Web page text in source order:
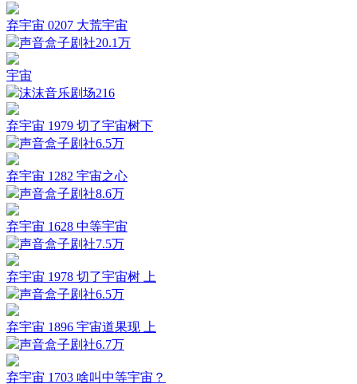
弃宇宙 0207 大荒宇宙
声音盒子剧社20.1万
宇宙
沫沫音乐剧场216
弃宇宙 1979 切了宇宙树下
声音盒子剧社6.5万
弃宇宙 1282 宇宙之心
声音盒子剧社8.6万
弃宇宙 1628 中等宇宙
声音盒子剧社7.5万
弃宇宙 1978 切了宇宙树 上
声音盒子剧社6.5万
弃宇宙 1896 宇宙道果现 上
声音盒子剧社6.7万
弃宇宙 1703 啥叫中等宇宙？